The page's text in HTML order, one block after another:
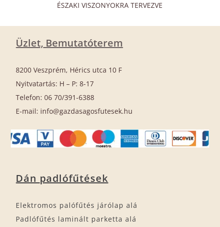
ÉSZAKI VISZONYOKRA TERVEZVE
Üzlet, Bemutatóterem
8200 Veszprém, Hérics utca 10 F
Nyitvatartás: H – P: 8-17
Telefon: 06 70/391-6388
E-mail: info@gazdasagosfutesek.hu
Dán padlófűtések
Elektromos palófűtés járólap alá
Padlófűtés laminált parketta alá